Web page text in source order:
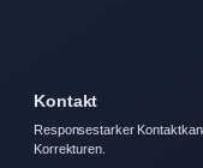
Kontakt
Responsestarker
Korrekturen.